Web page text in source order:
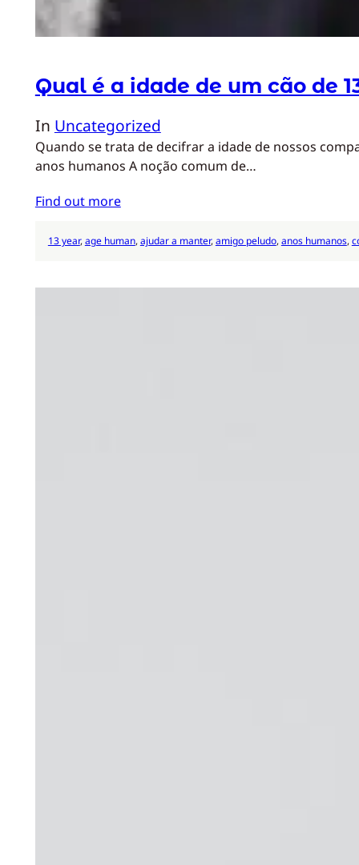
Qual é a idade de um cão de
In Uncategorized
Quando se trata de decifrar a idade de nossos
anos humanos A noção comum de…
Find out more
13 year, age human, ajudar a manter, amigo peludo, anos humanos,